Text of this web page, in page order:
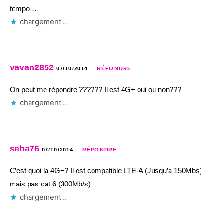
tempo…
chargement…
vavan2852 07/10/2014 RÉPONDRE
On peut me répondre ?????? Il est 4G+ oui ou non???
chargement…
seba76 07/10/2014 RÉPONDRE
C’est quoi la 4G+? Il est compatible LTE-A (Jusqu’a 150Mbs)
mais pas cat 6 (300Mb/s)
chargement…